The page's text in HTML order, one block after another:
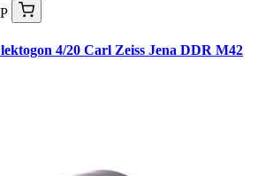
4/20 Carl Zeiss Jena DDR М42